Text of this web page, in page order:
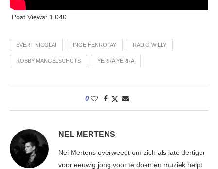
Post Views: 1.040
EVERT NICOLAI INGE HENROTAY RADIO WILLY
ROBBY MANGELSCHOTS YERRA YERRA
0
NEL MERTENS
Nel Mertens overweegt om zich als late dertiger
voor eeuwig jong voor te doen en muziek helpt